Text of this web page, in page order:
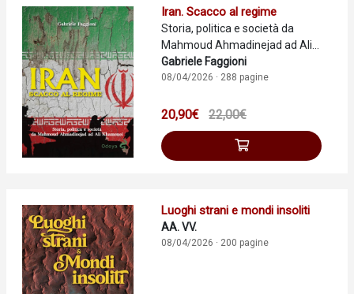
Iran. Scacco al regime
Storia, politica e società da
Mahmoud Ahmadinejad ad Ali
Khamenei
Gabriele Faggioni
08/04/2026 · 288 pagine
20,90€ 22,00€
Luoghi strani e mondi insoliti
AA. VV.
08/04/2026 · 200 pagine